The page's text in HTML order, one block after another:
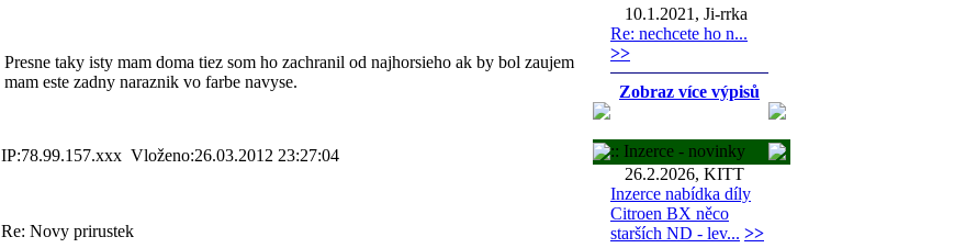
Presne taky isty mam doma tiez som ho zachranil od najhorsieho ak by bol zaujem
mam este zadny naraznik vo farbe navyse.
IP:78.99.157.xxx Vloženo:26.03.2012 23:27:04
Re: Novy prirustek
10.1.2021, Ji-rrka
Re: nechcete ho n...
>>
Zobraz více výpisů
:: Inzerce - novinky
26.2.2026, KITT
Inzerce nabídka díly
Citroen BX něco
starších ND - lev... >>